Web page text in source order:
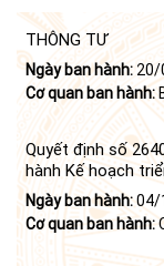
THÔNG TƯ
Ngày ban hành: 20/
Cơ quan ban hành:
Quyết định số
hành Kế hoạch
ngày 21 tháng 6
hiện Nghị quyết số
của Bộ Chính trị
văn học, nghệ
Ngày ban hành:04/
Cơ quan ban hành: